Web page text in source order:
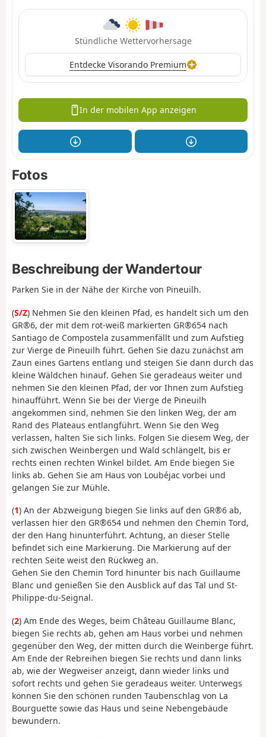
Stündliche Wettervorhersage
Entdecke Visorando Premium
In der mobilen App anzeigen
Fotos
Beschreibung der Wandertour
Parken Sie in der Nähe der Kirche von Pineuilh.
(S/Z) Nehmen Sie den kleinen Pfad, es handelt sich um den
GR®6, der mit dem rot-weiß markierten GR®654 nach
Santiago de Compostela zusammenfällt und zum Aufstieg
zur Vierge de Pineuilh führt. Gehen Sie dazu zunächst am
Zaun eines Gartens entlang und steigen Sie dann durch das
kleine Wäldchen hinauf. Gehen Sie geradeaus weiter und
nehmen Sie den kleinen Pfad, der vor Ihnen zum Aufstieg
hinaufführt. Wenn Sie bei der Vierge de Pineuilh
angekommen sind, nehmen Sie den linken Weg, der am
Rand des Plateaus entlangführt. Wenn Sie den Weg
verlassen, halten Sie sich links. Folgen Sie diesem Weg, der
sich zwischen Weinbergen und Wald schlängelt, bis er
rechts einen rechten Winkel bildet. Am Ende biegen Sie
links ab. Gehen Sie am Haus von Loubéjac vorbei und
gelangen Sie zur Mühle.
(1) An der Abzweigung biegen Sie links auf den GR®6 ab,
verlassen hier den GR®654 und nehmen den Chemin Tord,
der den Hang hinunterführt. Achtung, an dieser Stelle
befindet sich eine Markierung. Die Markierung auf der
rechten Seite weist den Rückweg an.
Gehen Sie den Chemin Tord hinunter bis nach Guillaume
Blanc und genießen Sie den Ausblick auf das Tal und St-
Philippe-du-Seignal.
(2) Am Ende des Weges, beim Château Guillaume Blanc,
biegen Sie rechts ab, gehen am Haus vorbei und nehmen
gegenüber den Weg, der mitten durch die Weinberge führt.
Am Ende der Rebreihen biegen Sie rechts und dann links
ab, wie der Wegweiser anzeigt, dann wieder links und
sofort rechts und gehen Sie geradeaus weiter. Unterwegs
können Sie den schönen runden Taubenschlag von La
Bourguette sowie das Haus und seine Nebengebäude
bewundern.